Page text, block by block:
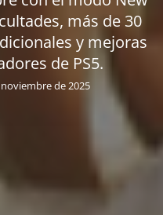
más de 30
y mejoras
de PS5.
de 2025